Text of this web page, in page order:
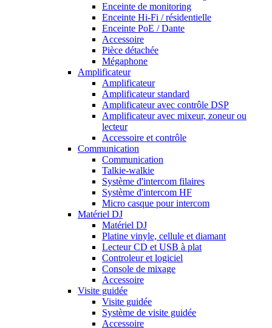
Enceinte de monitoring
Enceinte Hi-Fi / résidentielle
Enceinte PoE / Dante
Accessoire
Pièce détachée
Mégaphone
Amplificateur
Amplificateur
Amplificateur standard
Amplificateur avec contrôle DSP
Amplificateur avec mixeur, zoneur ou
lecteur
Accessoire et contrôle
Communication
Communication
Talkie-walkie
Système d'intercom filaires
Système d'intercom HF
Micro casque pour intercom
Matériel DJ
Matériel DJ
Platine vinyle, cellule et diamant
Lecteur CD et USB à plat
Controleur et logiciel
Console de mixage
Accessoire
Visite guidée
Visite guidée
Système de visite guidée
Accessoire